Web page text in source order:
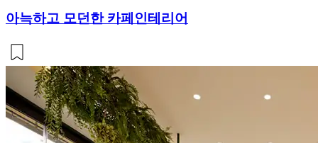
아늑하고 모던한 카페인테리어